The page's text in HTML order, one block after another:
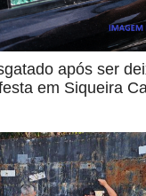
após ser
em Siqueira